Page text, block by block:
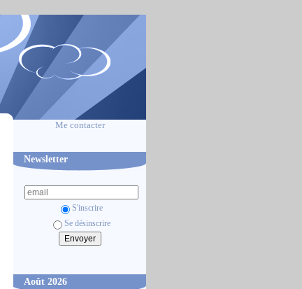
Me contacter
Newsletter
S'inscrire
Se désinscrire
Août 2026